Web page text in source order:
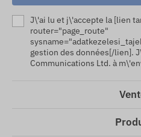
J\'ai lu et j\'accepte la [lien
router="page_route"
gestion des données[/lien].
Communications Ltd. à